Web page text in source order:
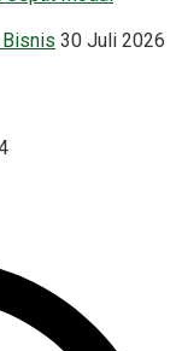
30 Juli 2026